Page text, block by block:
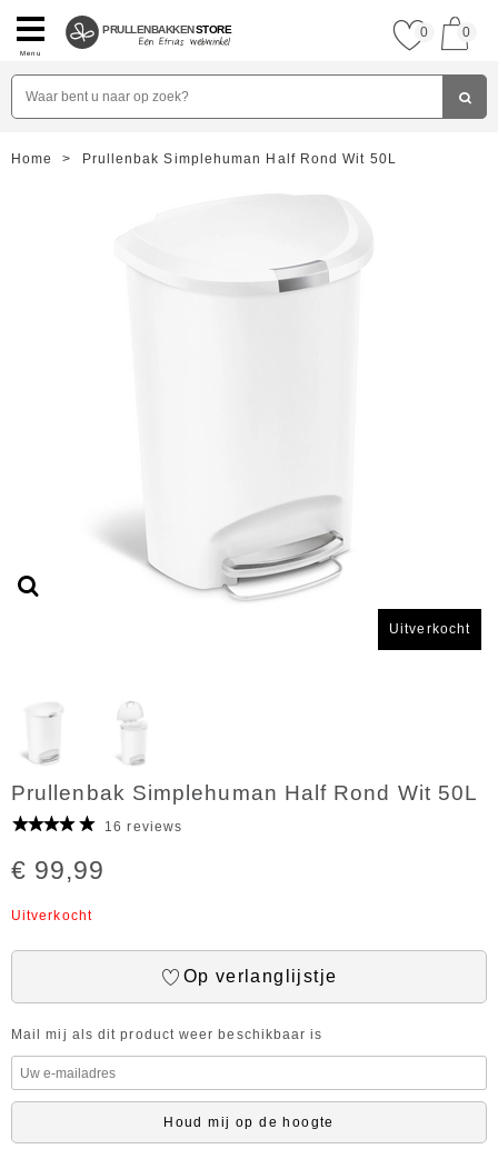
Menu
PRULLENBAKKENSTORE 0 0
Home > Prullenbak Simplehuman Half Rond Wit 50L
Uitverkocht
Prullenbak Simplehuman Half Rond Wit 50L
16 reviews
€ 99,99
Uitverkocht
Op verlanglijstje
Mail mij als dit product weer beschikbaar is
Houd mij op de hoogte